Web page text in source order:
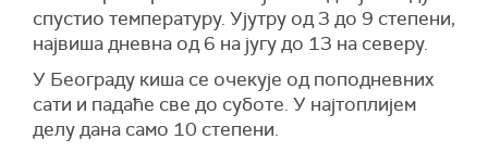
спустио температуру. Ујутру од 3 до 9 степени,
највиша дневна од 6 на југу до 13 на северу.
У Београду киша се очекује од поподневних
сати и падаће све до суботе. У најтоплијем
делу дана само 10 степени.